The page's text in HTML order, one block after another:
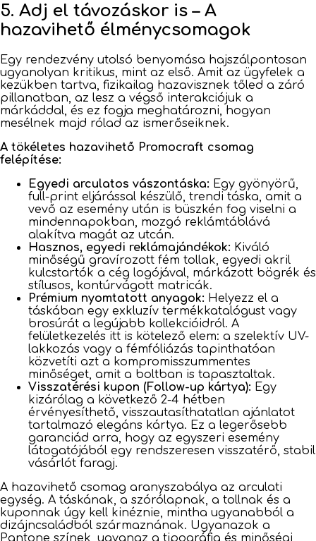
5. Adj el távozáskor is – A
hazavihető élménycsomagok
Egy rendezvény utolsó benyomása hajszálpontosan
ugyanolyan kritikus, mint az első. Amit az ügyfelek a
kezükben tartva, fizikailag hazavisznek tőled a záró
pillanatban, az lesz a végső interakciójuk a
márkáddal, és ez fogja meghatározni, hogyan
mesélnek majd rólad az ismerőseiknek.
A tökéletes hazavihető Promocraft csomag
felépítése:
Egyedi arculatos vászontáska: Egy gyönyörű,
full-print eljárással készülő, trendi táska, amit a
vevő az esemény után is büszkén fog viselni a
mindennapokban, mozgó reklámtáblává
alakítva magát az utcán.
Hasznos, egyedi reklámajándékok: Kiváló
minőségű gravírozott fém tollak, egyedi akril
kulcstartók a cég logójával, márkázott bögrék és
stílusos, kontúrvágott matricák.
Prémium nyomtatott anyagok: Helyezz el a
táskában egy exkluzív termékkatalógust vagy
brosúrát a legújabb kollekcióidról. A
felületkezelés itt is kötelező elem: a szelektív UV-
lakkozás vagy a fémfóliázás tapinthatóan
közvetíti azt a kompromisszummentes
minőséget, amit a boltban is tapasztaltak.
Visszatérési kupon (Follow-up kártya): Egy
kizárólag a következő 2-4 hétben
érvényesíthető, visszautasíthatatlan ajánlatot
tartalmazó elegáns kártya. Ez a legerősebb
garanciád arra, hogy az egyszeri esemény
látogatójából egy rendszeresen visszatérő, stabil
vásárlót faragj.
A hazavihető csomag aranyszabálya az arculati
egység. A táskának, a szórólapnak, a tollnak és a
kuponnak úgy kell kinéznie, mintha ugyanabból a
dizájncsaládból származnának. Ugyanazok a
Pantone színek, ugyanaz a tipográfia és minőségi